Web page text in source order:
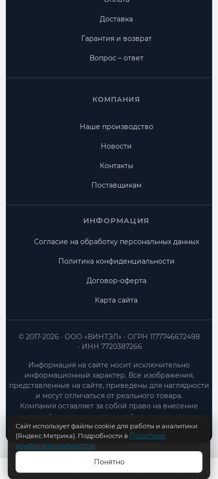
В КОРЗИНУ
Доставка
Гарантия и возврат
Вопрос – ответ
КОМПАНИЯ
Наше производство
Новости
Контакты
Поставщикам
ИНФОРМАЦИЯ
Согласие на обработку персональных данных
Политика конфиденциальности
Договор-оферта
Карта сайта
ООО «ВИНТЭЛ»
ОГРН 1177746672498
ИНН 7720387266
© 2017-2026
Информация на сайте носит исключительно
информационный характер. Все изображения,
представленные на сайте, приведены для наглядности
и могут отличаться от реального товара.
Компания оставляет за собой право на внесение
изменений в конструкцию, дизайн и характеристики
товара без предварительного уведомления.
Сайт использует файлы cookie для работы и аналитики
(Яндекс.Метрика). Подробности в Политике
конфиденциальности
Понятно